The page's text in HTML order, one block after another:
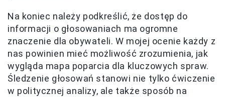
Na koniec należy podkreślić, że dostęp do
informacji o głosowaniach ma ogromne
znaczenie dla obywateli. W mojej ocenie każdy z
nas powinien mieć możliwość zrozumienia, jak
wygląda mapa poparcia dla kluczowych spraw.
Śledzenie głosowań stanowi nie tylko ćwiczenie
w politycznej analizy, ale także sposób na